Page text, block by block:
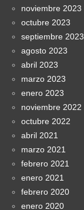
noviembre 2023
octubre 2023
septiembre 2023
agosto 2023
abril 2023
marzo 2023
enero 2023
noviembre 2022
octubre 2022
abril 2021
marzo 2021
febrero 2021
enero 2021
febrero 2020
enero 2020